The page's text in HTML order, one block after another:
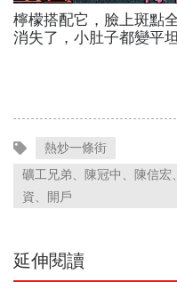
檸檬搭配它，臉上斑點
消失了，小肚子都變平
熱炒一條街
礦工兄弟、陳冠中、陳信
資、開戶
延伸閱讀